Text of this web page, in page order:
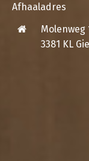
Afhaaladres
Molenweg
3381 KL